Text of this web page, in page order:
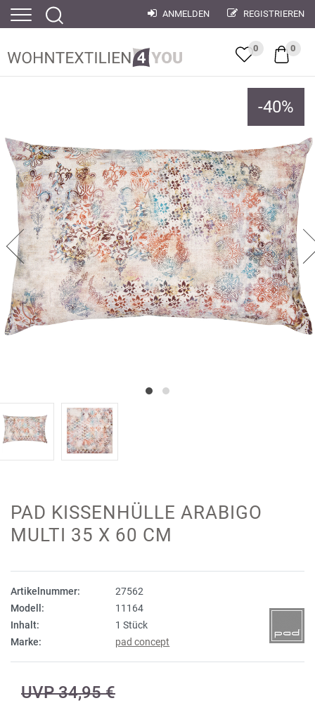
ANMELDEN REGISTRIEREN
0 0
-40%
PAD KISSENHÜLLE ARABIGO
MULTI 35 X 60 CM
Artikelnummer:
27562
Modell:
11164
Inhalt:
1 Stück
Marke:
pad concept
UVP 34,95 €